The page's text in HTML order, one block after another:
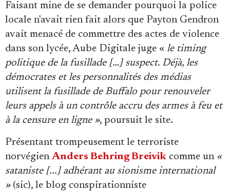
Faisant mine de se demander pourquoi la police
locale n'avait rien fait alors que Payton Gendron
avait menacé de commettre des actes de violence
dans son lycée, Aube Digitale juge « le timing
politique de la fusillade […] suspect. Déjà, les
démocrates et les personnalités des médias
utilisent la fusillade de Buffalo pour renouveler
leurs appels à un contrôle accru des armes à feu et
à la censure en ligne », poursuit le site.
Présentant trompeusement le terroriste
norvégien Anders Behring Breivik comme un «
sataniste [...] adhérant au sionisme international
»(sic), le blog conspirationniste